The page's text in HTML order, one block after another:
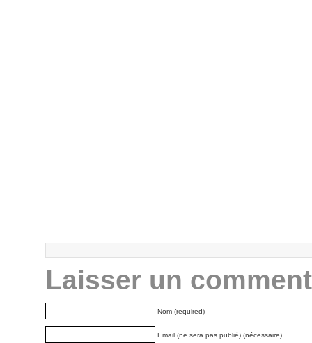
Laisser un
Nom (required)
Email (ne sera pas publié) (nécessaire)